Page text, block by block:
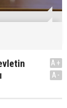
A+
A-